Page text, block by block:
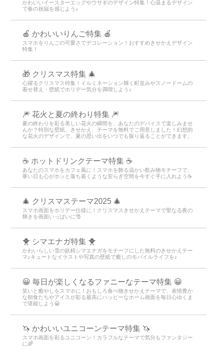
かわいいイースターエッグやウサギのデザイン特集！心温まるデザイン
で春の祝福を感じよう♪
🍎 かわいいりんご特集 🍎
スマホをりんごの可愛さでデコレーション！おすすめきせかえデザイン
特集！
🎁 クリスマス特集 🎄
心躍るクリスマス特集！イルミネーション輝く町並みやスノードームの
着せ替え・壁紙でホリデー気分を満喫しよう♪
🎆 花火と夏の終わり特集 🎆
夏の終わりを彩る美しい花火の瞬間を、あなたのデバイスで楽しみませ
んか？特別な壁紙、きせかえ、テーマを無料でご用意しました！幻想的
な花火のデザインで、夏の思い出をいつでも振り返ることができます。
☕️ ホットドリンクテーマ特集 ☕️
あなたのスマホをカフェ風に！スマホを飾る温かい飲み物モチーフで、
寒い日も心がホッと落ち着くような安らぎ空間を今すぐ手に入れよう☕️
🎄 クリスマステーマ2025 🎄
スマホ画面をホリデー仕様に！クリスマスきせかえテーマで聖なる夜の
輝きを画面いっぱいに🎅
🐥 シマエナガ特集 🐥
かわいらしい雪の妖精シマエナガをモチーフにした無料のきせかえテー
マ♪キュートなイラストや写真の壁紙で癒しのモバイルライフを♪
😀 毎日が楽しくなるファニーなテーマ特集 😀
笑いと癒やしをスマホに！おもしろ食べ物きせかえテーマで、表情豊か
な朝食たちやアイスが彩る最高にハッピーなホーム画面を毎日心ゆくま
で堪能しよう😀
🦄 かわいいユニコーンテーマ特集 🦄
スマホ画面を彩るユニコーン！カラフルなテーマで気分もファンタジー
に🌈